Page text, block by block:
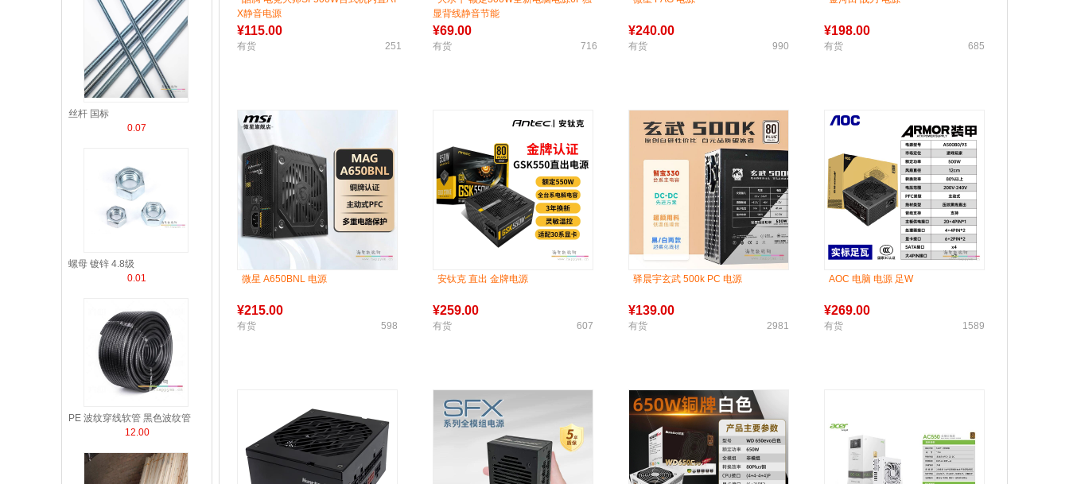
丝杆 国标
0.07
螺母 镀锌 4.8级
0.01
PE 波纹穿线软管 黑色波纹管
12.00
X静音电源
¥115.00
有货 251
显背线静音节能
¥69.00
有货 716
¥240.00
有货 990
¥198.00
有货 685
微星 A650BNL 电源
¥215.00
有货 598
安钛克 直出 金牌电源
¥259.00
有货 607
驿晨宇玄武 500k PC 电源
¥139.00
有货 2981
AOC 电脑 电源 足W
¥269.00
有货 1589